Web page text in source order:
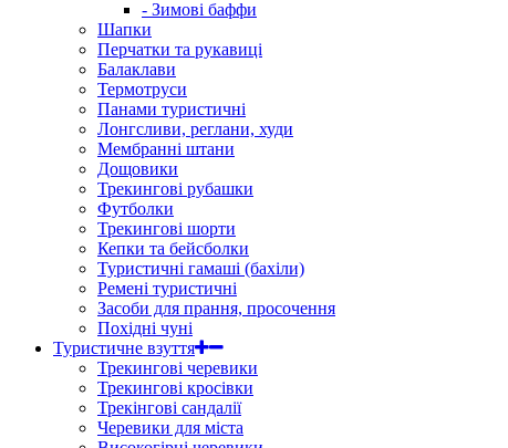
- Зимові баффи
Шапки
Перчатки та рукавиці
Балаклави
Термотруси
Панами туристичні
Лонгсливи, реглани, худи
Мембранні штани
Дощовики
Трекингові рубашки
Футболки
Трекингові шорти
Кепки та бейсболки
Туристичні гамаші (бахіли)
Ремені туристичні
Засоби для прання, просочення
Похідні чуні
Туристичне взуття
Трекингові черевики
Трекингові кросівки
Трекінгові сандалії
Черевики для міста